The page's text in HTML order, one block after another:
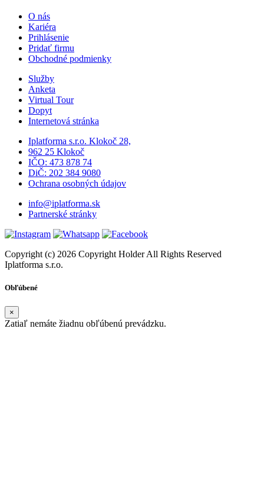
O nás
Kariéra
Prihlásenie
Pridať firmu
Obchodné podmienky
Služby
Anketa
Virtual Tour
Dopyt
Internetová stránka
Iplatforma s.r.o. Klokoč 28,
962 25 Klokoč
IČO: 473 878 74
DiČ: 202 384 9080
Ochrana osobných údajov
info@iplatforma.sk
Partnerské stránky
Copyright (c) 2026 Copyright Holder All Rights Reserved
Iplatforma s.r.o.
Obľúbené
×
Zatiaľ nemáte žiadnu obľúbenú prevádzku.